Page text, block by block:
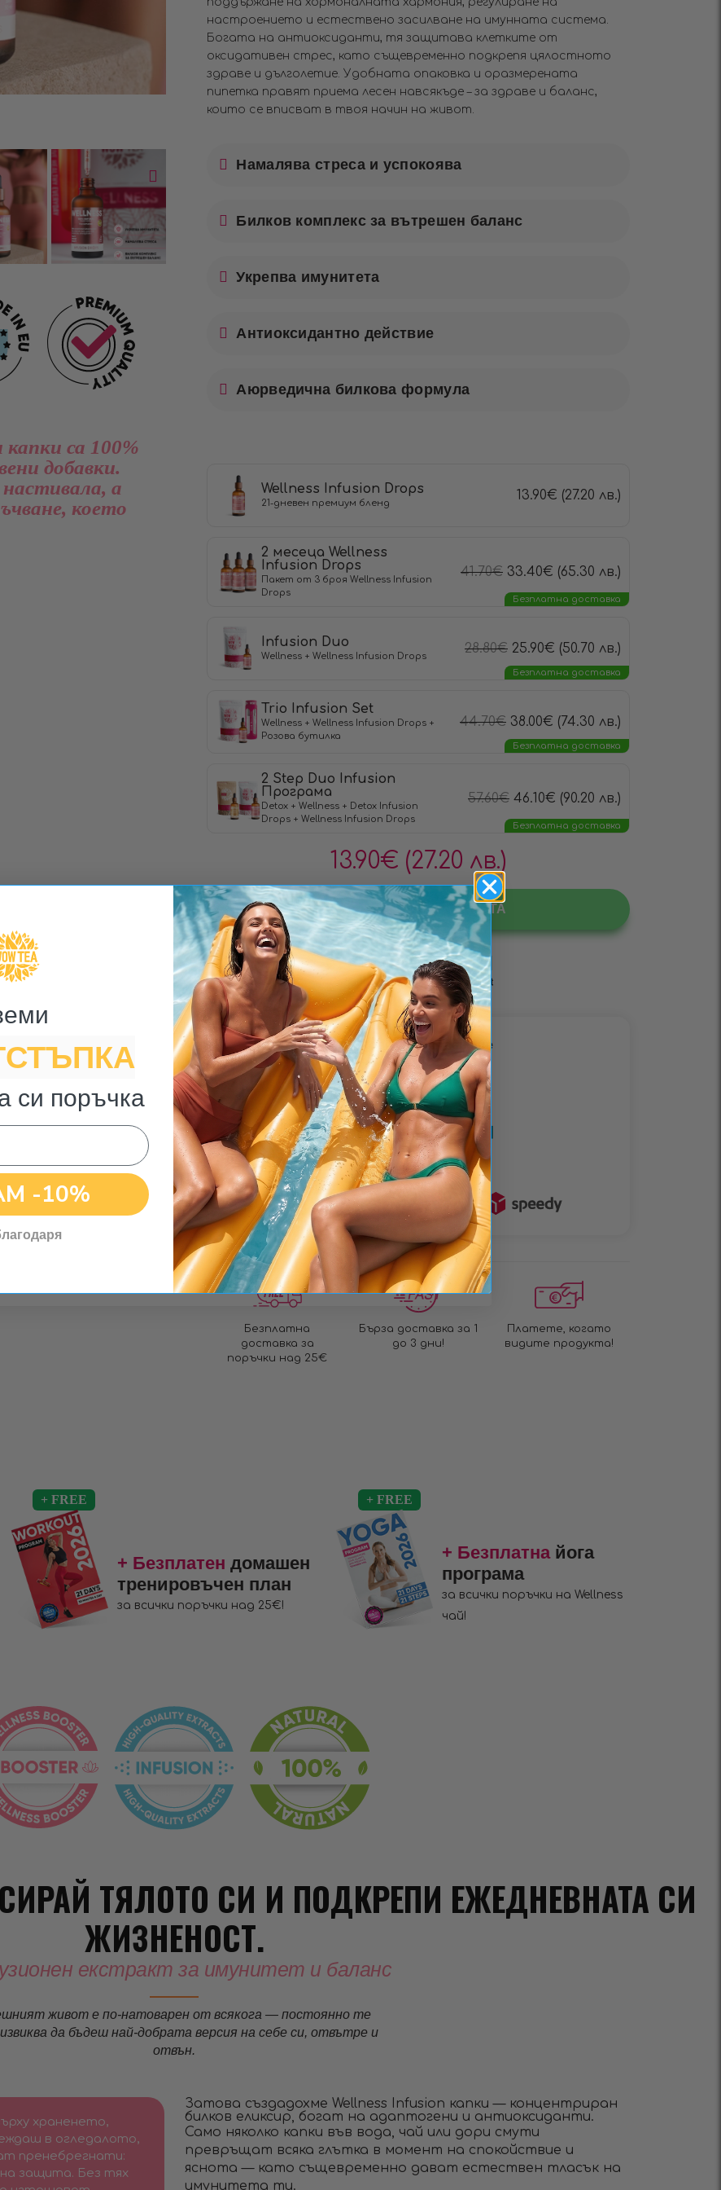
са 100%
добавки.
а
което
настроението и естествено засилване на имунната система.
Богата на антиоксиданти, тя защитава клетките от
оксидативен стрес, като същевременно подкрепя цялостното
здраве и дълголетие. Удобната опаковка и оразмерената
пипетка правят приема лесен навсякъде – за здраве и баланс,
които се вписват в твоя начин на живот.
Намалява стреса и успокоява
Билков комплекс за вътрешен баланс
Укрепва имунитета
Антиоксидантно действие
Аюрведична билкова формула
Wellness Infusiоn Drops
21-дневен премиум бленд
13.90€ (27.20 лв.)
2 месеца Wellness
Infusion Drops
Пакет от 3 броя Wellness Infusiоn
Drops
41.70€ 33.40€ (65.30 лв.)
Безплатна доставка
Infusion Duo
Wellness + Wellness Infusiоn Drops
28.80€ 25.90€ (50.70 лв.)
Безплатна доставка
Trio Infusion Set
Wellness + Wellness Infusiоn Drops +
Розова бутилка
44.70€ 38.00€ (74.30 лв.)
Безплатна доставка
2 Step Duo Infusion
Програма
Detox + Wellness + Detox Infusiоn
Drops + Wellness Infusiоn Drops
57.60€ 46.10€ (90.20 лв.)
Безплатна доставка
13.90€ (27.20 лв.)
ДОБАВЯНЕ В КОЛИЧКАТА
Методи за разплащане
• Наложен платеж •
• Плащане с карта •
Доставчици
Безплатна
доставка за
поръчки над 25€
Бърза доставка за 1
до 3 дни!
Платете, когато
видите продукта!
+ Безплатен домашен
тренировъчен план
за всички поръчки над 25€!
+ Безплатнайога
програма
за всички поръчки на Wellness
чай!
ТЯЛОТО СИ И ПОДКРЕПИ ЕЖЕДНЕВНАТА СИ
ЖИЗНЕНОСТ.
екстракт за имунитет и баланс
живот е по-натоварен от всякога — постоянно те
да бъдеш най-добрата версия на себе си, отвътре и
отвън.
храненето,
в огледалото,
пренебрегнати:
защита. Без тях
Затова създадохме Wellness Infusion капки — концентриран
билков еликсир, богат на адаптогени и антиоксиданти.
Само няколко капки във вода, чай или дори смути
превръщат всяка глътка в момент на спокойствие и
яснота — като същевременно дават естествен тласък на
имунитета ти.
си поръчка
-10%